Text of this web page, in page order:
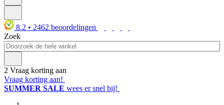
8.2 • 2462 beoordelingen
Zoek
2 Vraag korting aan
Vraag korting aan!
SUMMER SALE wees er snel bij!